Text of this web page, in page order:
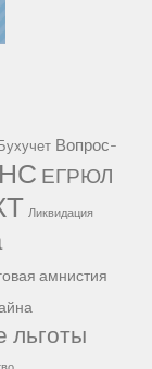
Вопрос-
ЕГРЮЛ
Ликвидация
амнистия
льготы